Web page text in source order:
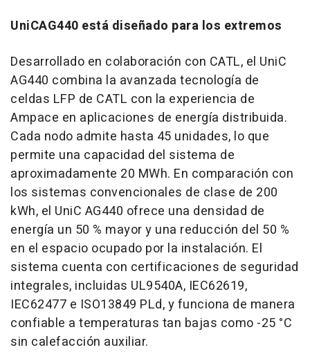
UniCAG440 está diseñado para los extremos
Desarrollado en colaboración con CATL, el UniC
AG440 combina la avanzada tecnología de
celdas LFP de CATL con la experiencia de
Ampace en aplicaciones de energía distribuida.
Cada nodo admite hasta 45 unidades, lo que
permite una capacidad del sistema de
aproximadamente 20 MWh. En comparación con
los sistemas convencionales de clase de 200
kWh, el UniC AG440 ofrece una densidad de
energía un 50 % mayor y una reducción del 50 %
en el espacio ocupado por la instalación. El
sistema cuenta con certificaciones de seguridad
integrales, incluidas UL9540A, IEC62619,
IEC62477 e ISO13849 PLd, y funciona de manera
confiable a temperaturas tan bajas como -25 °C
sin calefacción auxiliar.